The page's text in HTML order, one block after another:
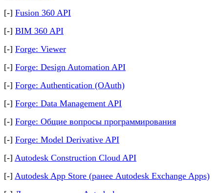
[-] Fusion 360 API
[-] BIM 360 API
[-] Forge: Viewer
[-] Forge: Design Automation API
[-] Forge: Authentication (OAuth)
[-] Forge: Data Management API
[-] Forge: Общие вопросы программирования
[-] Forge: Model Derivative API
[-] Autodesk Construction Cloud API
[-] Autodesk App Store (ранее Autodesk Exchange Apps)